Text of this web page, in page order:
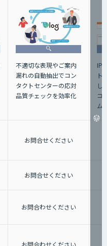
不適切な表現やご案内
漏れの自動抽出でコン
タクトセンターの応対
品質チェックを効率化
IP-
ト
し
コ
ム
お問合せください
お問合せください
お問合わせください